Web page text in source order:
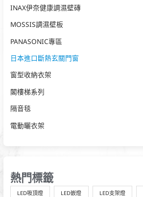
INAX伊奈健康調濕壁磚
MOSSIS調濕壁板
PANASONIC專區
日本進口斷熱玄關門窗
窗型收納衣架
閣樓梯系列
隔音毯
電動曬衣架
熱門標籤
LED吸頂燈 LED嵌燈 LED支架燈